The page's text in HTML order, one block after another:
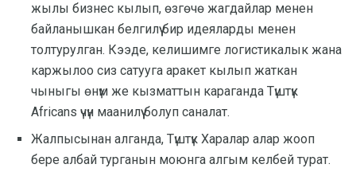
жылы бизнес кылып, өзгөчө жагдайлар менен
байланышкан белгилүү бир идеяларды менен
толтурулган. Кээде, келишимге логистикалык жана
каржылоо сиз сатууга аракет кылып жаткан
чыныгы өнүм же кызматтын караганда Түштүк
Africans үчүн маанилүү болуп саналат.
Жалпысынан алганда, Түштүк Харалар алар жооп
бере албай турганын моюнга алгым келбей турат.